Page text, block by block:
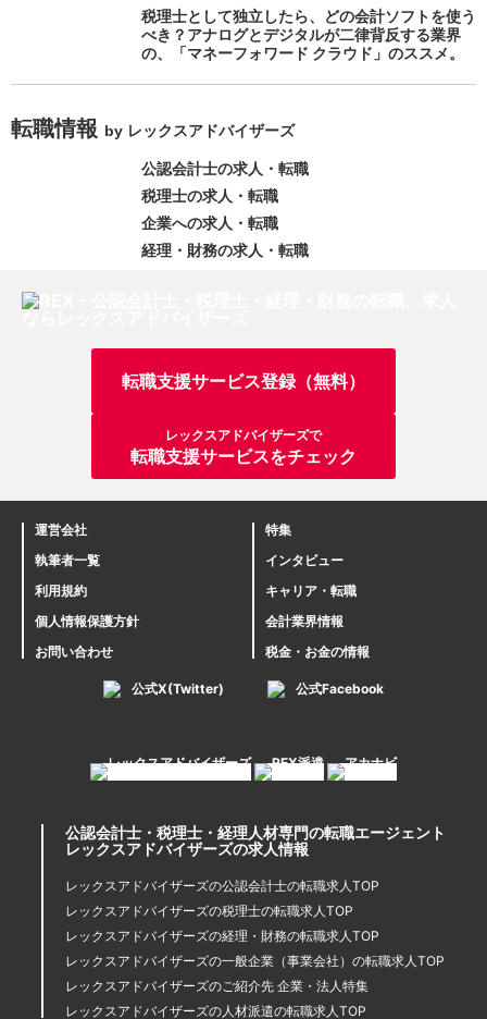
税理士として独立したら、どの会計ソフトを使う
べき？アナログとデジタルが二律背反する業界
の、「マネーフォワード クラウド」のススメ。
転職情報 by レックスアドバイザーズ
公認会計士の求人・転職
税理士の求人・転職
企業への求人・転職
経理・財務の求人・転職
転職支援サービス登録（無料）
レックスアドバイザーズで
転職支援サービスをチェック
運営会社
執筆者一覧
利用規約
個人情報保護方針
お問い合わせ
特集
インタビュー
キャリア・転職
会計業界情報
税金・お金の情報
公式X(Twitter) 公式Facebook
公認会計士・税理士・経理人材専門の転職エージェント
レックスアドバイザーズの求人情報
レックスアドバイザーズの公認会計士の転職求人TOP
レックスアドバイザーズの税理士の転職求人TOP
レックスアドバイザーズの経理・財務の転職求人TOP
レックスアドバイザーズの一般企業（事業会社）の転職求人TOP
レックスアドバイザーズのご紹介先 企業・法人特集
レックスアドバイザーズの人材派遣の転職求人TOP